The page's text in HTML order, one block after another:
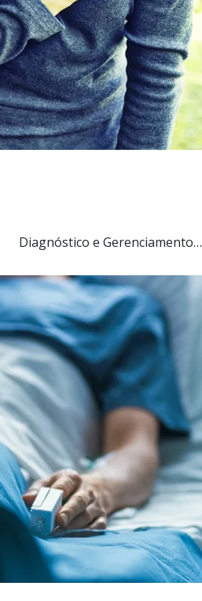
Diagnóstico e Gerenciamento…